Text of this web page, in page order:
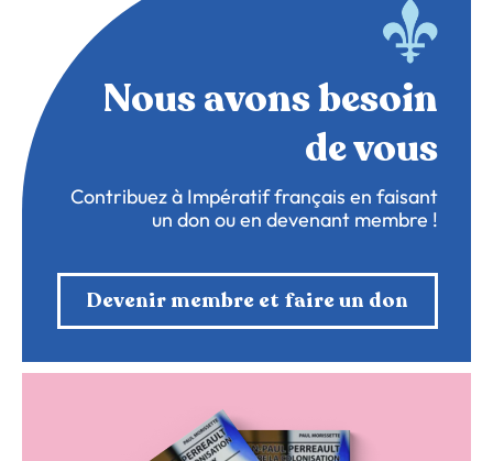
Nous avons besoin
de vous
Contribuez à Impératif français en faisant
un don ou en devenant membre !
Devenir membre et faire un don